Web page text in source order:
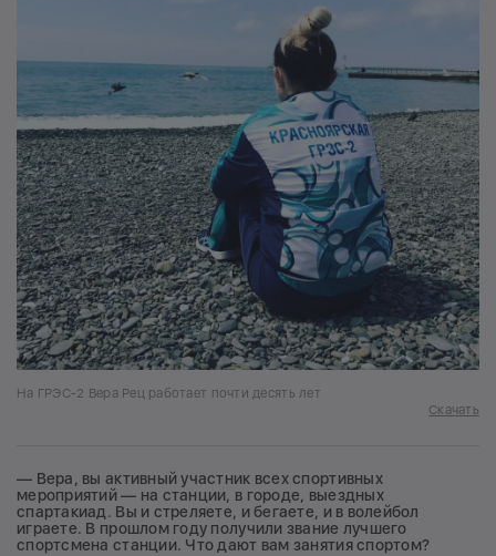
На ГРЭС-2 Вера Рец работает почти десять лет
Скачать
— Вера, вы активный участник всех спортивных
мероприятий — на станции, в городе, выездных
спартакиад. Вы и стреляете, и бегаете, и в волейбол
играете. В прошлом году получили звание лучшего
спортсмена станции. Что дают вам занятия спортом?